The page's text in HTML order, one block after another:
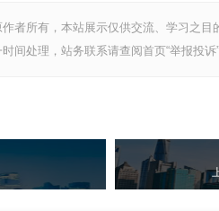
者所有，本站展示仅供交流、学习之
间处理，站务联系请查阅首页“举报投诉”